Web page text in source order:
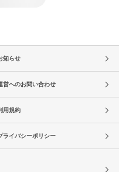
知らせ
営へのお問い合わせ
用規約
ライバシーポリシー